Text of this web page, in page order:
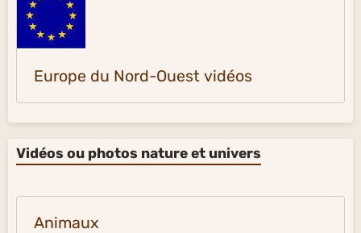
Europe du Nord-Ouest vidéos
Vidéos ou photos nature et univers
Animaux